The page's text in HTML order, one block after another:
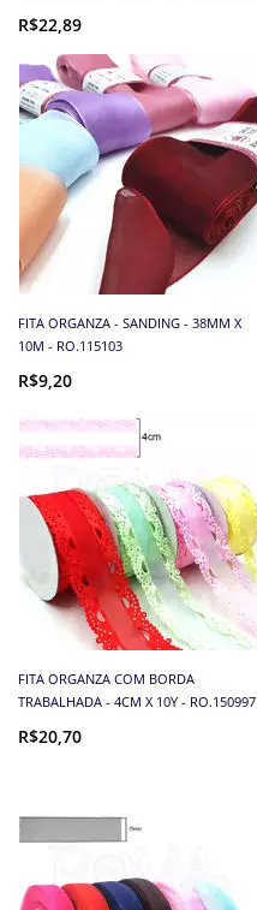
R$22,89
FITA ORGANZA - SANDING - 38MM X
10M - RO.115103
R$9,20
FITA ORGANZA COM BORDA
TRABALHADA - 4CM X 10Y - RO.150997
R$20,70